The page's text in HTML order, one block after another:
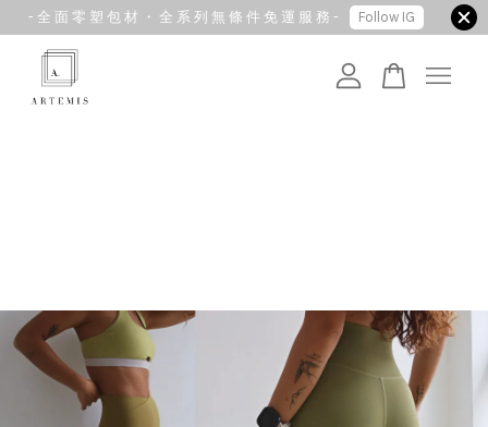
- 全 面 零 塑 包 材 ・ 全 系 列 無 條 件 免 運 服 務 - Follow IG
您的購物車目前還是空的。